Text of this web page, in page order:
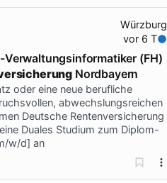
Würzburg
vor 6 T
Verwaltungsinformatiker (FH)
Nordbayern
oder eine neue berufliche
abwechslungsreichen
Deutsche Rentenversicherung
Duales Studium zum Diplom-
w/d] an